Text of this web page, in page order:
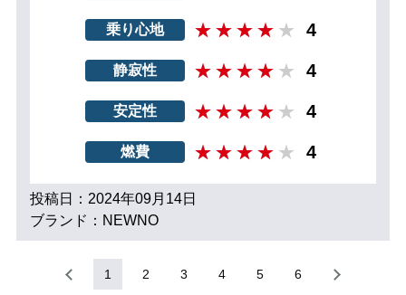
乗り心地 4
静寂性 4
安定性 4
燃費 4
投稿日：2024年09月14日
ブランド：NEWNO
1 2 3 4 5 6